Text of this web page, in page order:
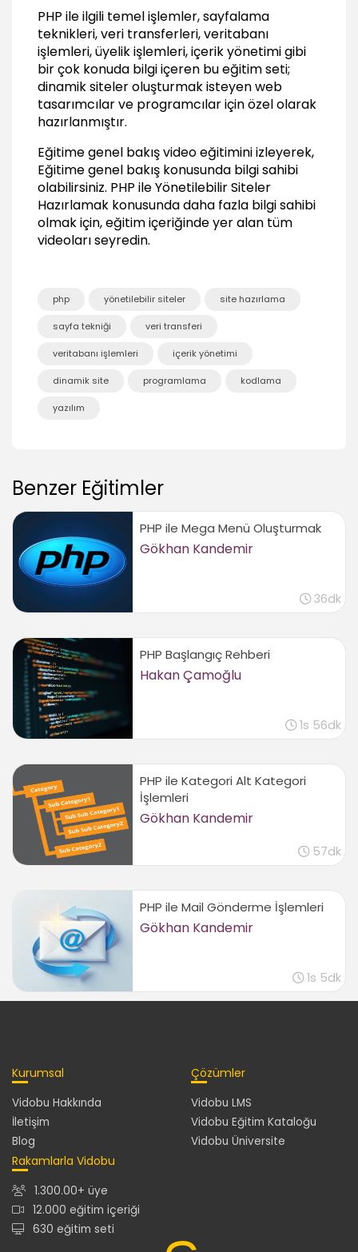
Proje veritabanını oluşturmak
03:37
Proje dosya yapısını oluşturmak
03:17
Sayfa şablonunu oluşturmak
01:05
Inculde ile sayfa yapılarını esnek bir hale
getirmek
05:30
Proje veritabanına bağlanmak
04:38
Veritabanındaki bilgileri sayfada göstermek
05:28
Fonksiyonlar ile daha düzenli kod yapısı
oluşturmak
Menüyü şekillendirmek ve aktif sayfayı
göstermek
Form verilerini veritabanına kaydetmek
Forma girilen bilgilerin kontrol edilmesi
06:35
Mevcut kayıtların listelenmesi
01:51
Güncelle formunun oluşturulması
Mevcut veritabanı kaydının güncellenmesi
04:21
Veritabanından kayıt silmek
03:46
Üyelik İşlemleri
Üye giriş sayfası oluşturmak
02:00
Üyelik bilgileri kontrolü
03:27
Session ile oturum kontrolü
02:31
Sistemden çıkış işlemi
01:45
Sonuç
Sonuç
PHP ile ilgili temel işlemler, sayfalama
teknikleri, veri transferleri, veritabanı
işlemleri, üyelik işlemleri, içerik yönetimi gibi
bir çok konuda bilgi içeren bu eğitim seti;
dinamik siteler oluşturmak isteyen web
tasarımcılar ve programcılar için özel olarak
hazırlanmıştır.
Eğitime genel bakış video eğitimini izleyerek,
Eğitime genel bakış konusunda bilgi sahibi
olabilirsiniz. PHP ile Yönetilebilir Siteler
Hazırlamak konusunda daha fazla bilgi sahibi
olmak için, eğitim içeriğinde yer alan tüm
videoları seyredin.
php yönetilebilir siteler site hazırlama
sayfa tekniği veri transferi
veritabanı işlemleri içerik yönetimi
dinamik site programlama kodlama
yazılım
Benzer Eğitimler
PHP ile Mega Menü Oluşturmak
Gökhan Kandemir
36dk
PHP Başlangıç Rehberi
Hakan Çamoğlu
1s 56dk
PHP ile Kategori Alt Kategori
İşlemleri
Gökhan Kandemir
57dk
PHP ile Mail Gönderme İşlemleri
Gökhan Kandemir
1s 5dk
Kurumsal
Vidobu Hakkında
İletişim
Blog
Çözümler
Vidobu LMS
Vidobu Eğitim Kataloğu
Vidobu Üniversite
Rakamlarla Vidobu
1.300.00+ üye
12.000 eğitim içeriği
630 eğitim seti